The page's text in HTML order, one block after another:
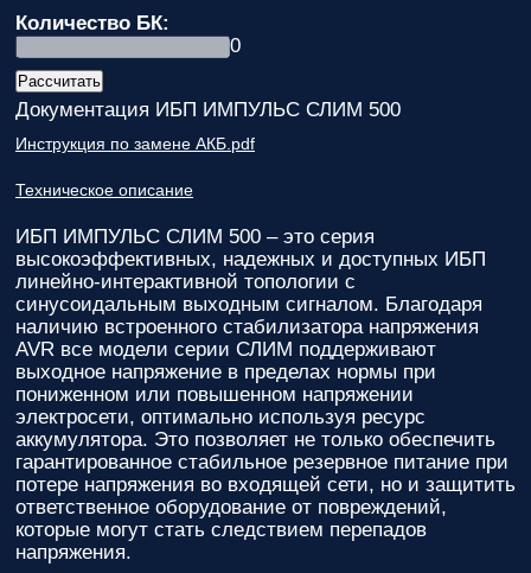
Количество БК:
0
Документация ИБП ИМПУЛЬС СЛИМ 500
Инструкция по замене АКБ.pdf
Техническое описание
ИБП ИМПУЛЬС СЛИМ 500 – это серия
высокоэффективных, надежных и доступных ИБП
линейно-интерактивной топологии с
синусоидальным выходным сигналом. Благодаря
наличию встроенного стабилизатора напряжения
AVR все модели серии СЛИМ поддерживают
выходное напряжение в пределах нормы при
пониженном или повышенном напряжении
электросети, оптимально используя ресурс
аккумулятора. Это позволяет не только обеспечить
гарантированное стабильное резервное питание при
потере напряжения во входящей сети, но и защитить
ответственное оборудование от повреждений,
которые могут стать следствием перепадов
напряжения.